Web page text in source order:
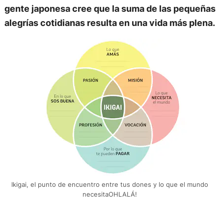
gente japonesa cree que la suma de las pequeñas
alegrías cotidianas resulta en una vida más plena.
Ikigai, el punto de encuentro entre tus dones y lo que el mundo
necesitaOHLALÁ!